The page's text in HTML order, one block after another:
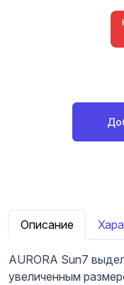
Описание
AURORA Sun7
увеличенным